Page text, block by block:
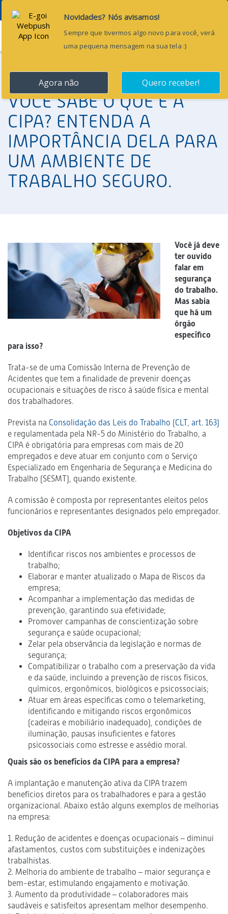
Menu
VOCÊ SABE O QUE É A
CIPA? ENTENDA A
IMPORTÂNCIA DELA PARA
UM AMBIENTE DE
TRABALHO SEGURO.
Você já deve
ter ouvido
falar em
segurança
do trabalho.
Mas sabia
que há um
órgão
específico
para isso?
Trata-se de uma Comissão Interna de Prevenção de
Acidentes que tem a finalidade de prevenir doenças
ocupacionais e situações de risco à saúde física e mental
dos trabalhadores.
Prevista na Consolidação das Leis do Trabalho (CLT, art. 163)
e regulamentada pela NR-5 do Ministério do Trabalho, a
CIPA é obrigatória para empresas com mais de 20
empregados e deve atuar em conjunto com o Serviço
Especializado em Engenharia de Segurança e Medicina do
Trabalho (SESMT), quando existente.
A comissão é composta por representantes eleitos pelos
funcionários e representantes designados pelo empregador.
Objetivos da CIPA
Identificar riscos nos ambientes e processos de
trabalho;
Elaborar e manter atualizado o Mapa de Riscos da
empresa;
Acompanhar a implementação das medidas de
prevenção, garantindo sua efetividade;
Promover campanhas de conscientização sobre
segurança e saúde ocupacional;
Zelar pela observância da legislação e normas de
segurança;
Compatibilizar o trabalho com a preservação da vida
e da saúde, incluindo a prevenção de riscos físicos,
químicos, ergonômicos, biológicos e psicossociais;
Atuar em áreas específicas como o telemarketing,
identificando e mitigando riscos ergonômicos
(cadeiras e mobiliário inadequado), condições de
iluminação, pausas insuficientes e fatores
psicossociais como estresse e assédio moral.
Quais são os benefícios da CIPA para a empresa?
A implantação e manutenção ativa da CIPA trazem
benefícios diretos para os trabalhadores e para a gestão
organizacional. Abaixo estão alguns exemplos de melhorias
na empresa:
1. Redução de acidentes e doenças ocupacionais – diminui
afastamentos, custos com substituições e indenizações
trabalhistas.
2. Melhoria do ambiente de trabalho – maior segurança e
bem-estar, estimulando engajamento e motivação.
3. Aumento da produtividade – colaboradores mais
saudáveis e satisfeitos apresentam melhor desempenho.